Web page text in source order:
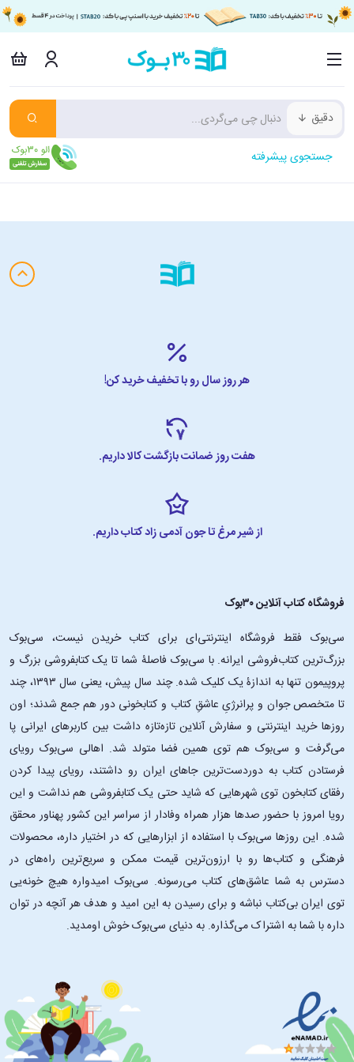
دقیق
جستجوی پیشرفته
هر روز سال رو با تخفیف خرید کن!
هفت روز ضمانت بازگشت کالا داریم.
از شیر مرغ تا جون آدمی زاد کتاب داریم.
فروشگاه کتاب آنلاین ۳۰بوک
سی‌بوک فقط فروشگاه اینترنتی‌ای برای کتاب خریدن نیست، سی‌بوک
بزرگ‌ترین کتاب‌فروشی ایرانه. با سی‌بوک فاصلۀ شما تا یک کتابفروشی بزرگ و
پروپیمون تنها به اندازۀ یک کلیک شده. چند سال پیش، یعنی سال ۱۳۹۳، چند
تا متخصص جوان و پرانرژیِ عاشقِ کتاب و کتابخونی دور هم جمع شدند؛ اون‌
روزها خرید اینترنتی و سفارش آنلاین تازه‌تازه داشت بین کاربرهای ایرانی پا
می‌گرفت و سی‌بوک هم توی همین فضا متولد شد. اهالی سی‌بوک رویای
فرستادن کتاب به دوردست‌ترین جاهای ایران رو داشتند، رویای پیدا کردن
رفقای کتابخون توی شهرهایی که شاید حتی یک کتابفروشی هم نداشت و این
رویا امروز با حضور صدها هزار همراه وفادار از سراسر این کشور پهناور محقق
شده. این ‌روزها سی‌بوک با استفاده از ابزارهایی که در اختیار داره، محصولات
فرهنگی و کتاب‌ها رو با ارزون‌ترین قیمت ممکن و سریع‌ترین راه‌های در
دسترس به شما عاشق‌های کتاب می‌رسونه. سی‌بوک امیدواره هیچ خونه‌یی
توی ایران بی‌کتاب نباشه و برای رسیدن به این امید و هدف هر آنچه در توان
داره با شما به اشتراک می‌گذاره. به دنیای سی‌بوک خوش اومدید.